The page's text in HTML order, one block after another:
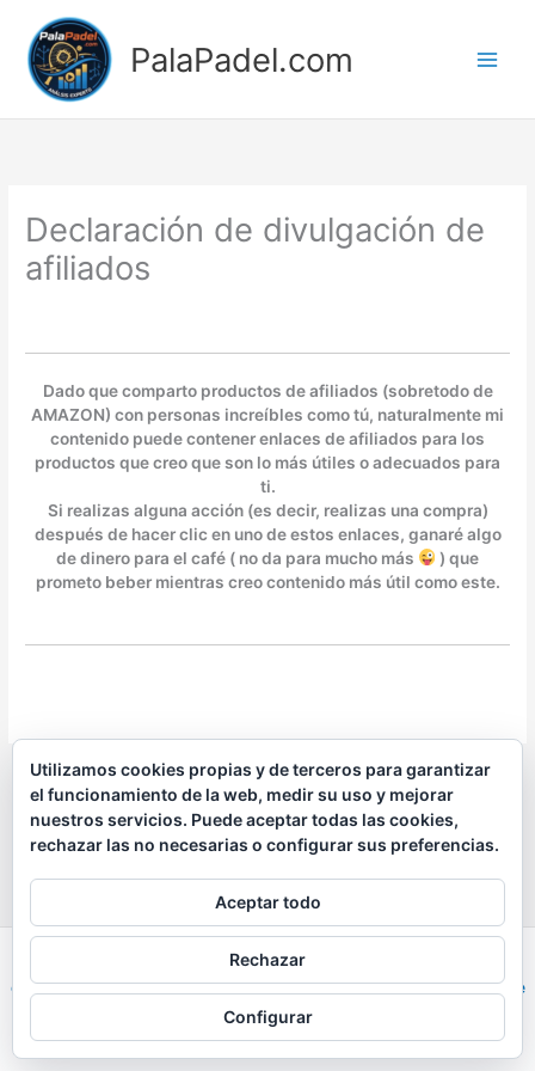
contenido
PalaPadel.com
Declaración de divulgación de
afiliados
Dado que comparto productos de afiliados (sobretodo de
AMAZON) con personas increíbles como tú, naturalmente mi
contenido puede contener enlaces de afiliados para los
productos que creo que son lo más útiles o adecuados para
ti.
Si realizas alguna acción (es decir, realizas una compra)
después de hacer clic en uno de estos enlaces, ganaré algo
de dinero para el café ( no da para mucho más
) que
prometo beber mientras creo contenido más útil como este.
Todos los derechos © 2026 PalaPadel.com |
contener enlaces de afiliados |Política de privacidad|Política de
cookies
Utilizamos cookies propias y de terceros para garantizar
el funcionamiento de la web, medir su uso y mejorar
nuestros servicios. Puede aceptar todas las cookies,
rechazar las no necesarias o configurar sus preferencias.
Aceptar todo
Rechazar
Configurar